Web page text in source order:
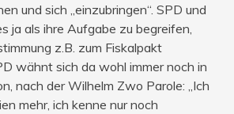
und sich „einzubringen“. SPD und
ja als ihre Aufgabe zu begreifen,
z.B. zum Fiskalpakt
wähnt sich da wohl immer noch in
nach der Wilhelm Zwo Parole: „Ich
mehr, ich kenne nur noch